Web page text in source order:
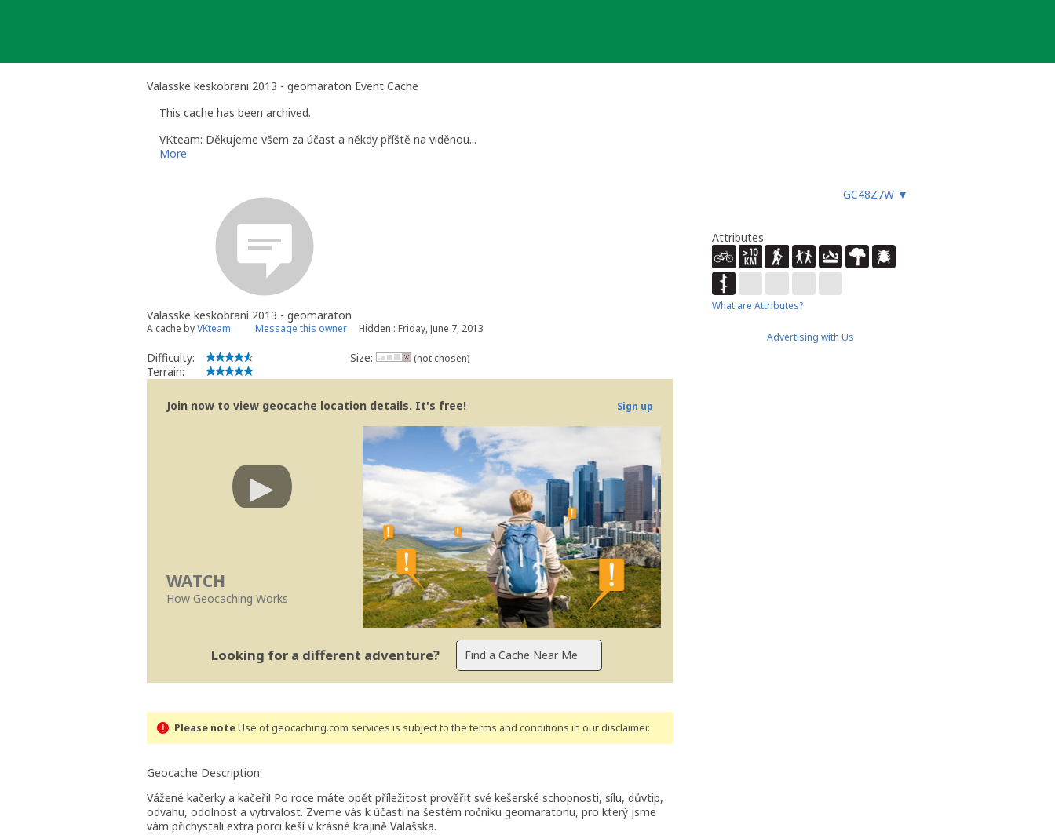
Valasske keskobrani 2013 - geomaraton Event Cache
This cache has been archived.
VKteam: Děkujeme všem za účast a někdy příště na viděnou...
More
GC48Z7W ▼
Valasske keskobrani 2013 - geomaraton
A cache byVKteam Message this owner Hidden : Friday, June 7, 2013
Difficulty:
Terrain:
Size: (not chosen)
Join now to view geocache location details. It's free! Sign up
WATCH
How Geocaching Works
Looking for a different adventure?
Please noteUse of geocaching.com services is subject to the terms and conditions in our disclaimer.
Geocache Description:
Vážené kačerky a kačeři! Po roce máte opět příležitost prověřit své kešerské schopnosti, sílu, důvtip,
odvahu, odolnost a vytrvalost. Zveme vás k účasti na šestém ročníku geomaratonu, pro který jsme
vám přichystali extra porci keší v krásné krajině Valašska.
Attributes
What are Attributes?
Advertising with Us